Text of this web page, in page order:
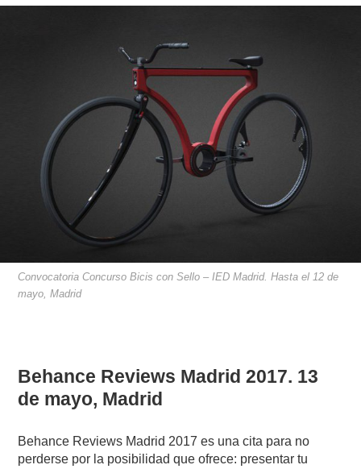
Convocatoria Concurso Bicis con Sello – IED Madrid. Hasta el 12 de
mayo, Madrid
Behance Reviews Madrid 2017. 13
de mayo, Madrid
Behance Reviews Madrid 2017 es una cita para no
perderse por la posibilidad que ofrece: presentar tu